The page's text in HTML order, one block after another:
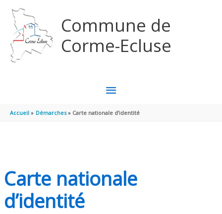
Commune de
Corme-Ecluse
MENU
PRINCIPAL
Accueil Démarches Carte nationale d’identité
Carte nationale
d’identité